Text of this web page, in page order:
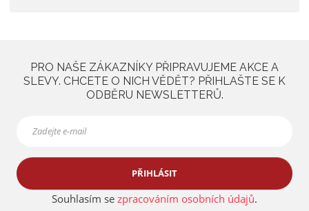
PRO NAŠE ZÁKAZNÍKY PŘIPRAVUJEME AKCE A
SLEVY. CHCETE O NICH VĚDĚT? PŘIHLAŠTE SE K
ODBĚRU NEWSLETTERŮ.
PŘIHLÁSIT
Souhlasím se zpracováním osobních údajů.